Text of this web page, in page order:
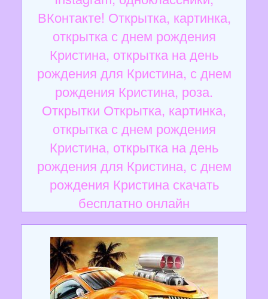
ВКонтакте! Открытка, картинка,
открытка с днем рождения
Кристина, открытка на день
рождения для Кристина, с днем
рождения Кристина, роза.
Открытки Открытка, картинка,
открытка с днем рождения
Кристина, открытка на день
рождения для Кристина, с днем
рождения Кристина скачать
бесплатно онлайн